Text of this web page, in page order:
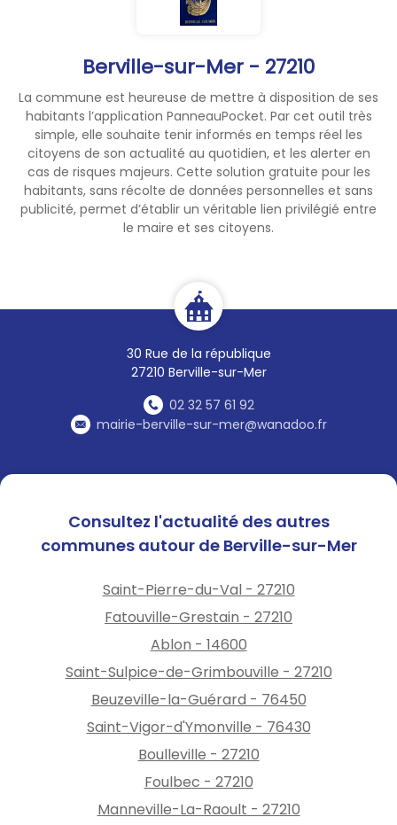
Berville-sur-Mer - 27210
La commune est heureuse de mettre à disposition de ses
habitants l’application PanneauPocket. Par cet outil très
simple, elle souhaite tenir informés en temps réel les
citoyens de son actualité au quotidien, et les alerter en
cas de risques majeurs. Cette solution gratuite pour les
habitants, sans récolte de données personnelles et sans
publicité, permet d’établir un véritable lien privilégié entre
le maire et ses citoyens.
30 Rue de la république
27210 Berville-sur-Mer
02 32 57 61 92
mairie-berville-sur-mer@wanadoo.fr
Consultez l'actualité des autres
communes autour de Berville-sur-Mer
Saint-Pierre-du-Val - 27210
Fatouville-Grestain - 27210
Ablon - 14600
Saint-Sulpice-de-Grimbouville - 27210
Beuzeville-la-Guérard - 76450
Saint-Vigor-d'Ymonville - 76430
Boulleville - 27210
Foulbec - 27210
Manneville-La-Raoult - 27210